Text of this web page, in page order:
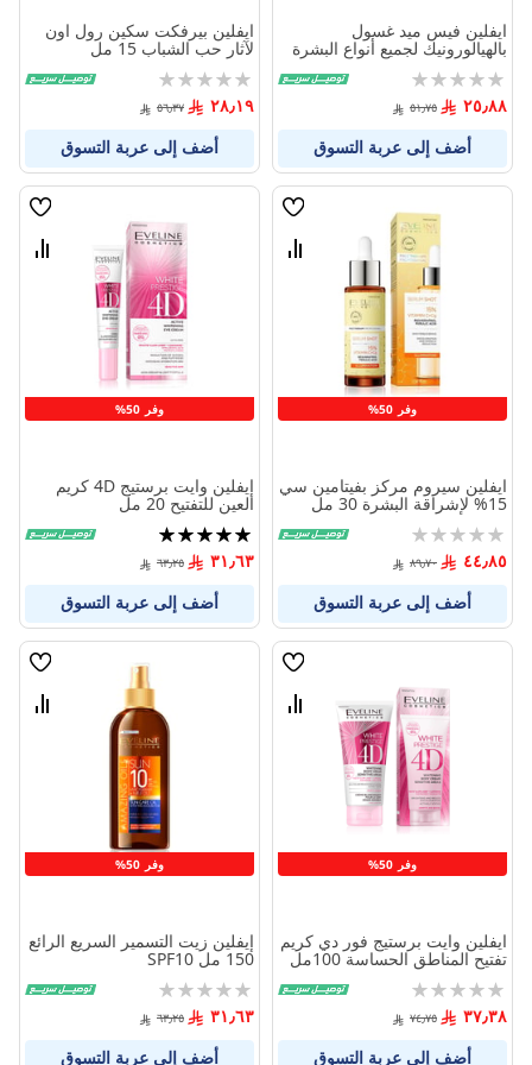
ايفلين فيس ميد غسول
بالهيالورونيك لجميع أنواع البشرة
150مل
Rating:
0%
٢٥٫٨٨ ٥١٫٧٥
أضف إلى عربة التسوق
ايفلين بيرفكت سكين رول اون
لآثار حب الشباب 15 مل
Rating:
0%
٢٨٫١٩ ٥٦٫٣٧
أضف إلى عربة التسوق
وفر 50%
قائمة
قارن
ايفلين سيروم مركز بفيتامين سي
15% لإشراقة البشرة 30 مل
Rating:
0%
٤٤٫٨٥ ٨٩٫٧٠
أضف إلى عربة التسوق
وفر 50%
قائمة
قارن
إيفلين وايت برستيج 4D كريم
العين للتفتيح 20 مل
تقييم:
100%
٣١٫٦٣ ٦٣٫٢٥
أضف إلى عربة التسوق
وفر 50%
قائمة
قارن
ايفلين وايت برستيج فور دي كريم
تفتيح المناطق الحساسة 100مل
Rating:
0%
٣٧٫٣٨ ٧٤٫٧٥
أضف إلى عربة التسوق
وفر 50%
قائمة
قارن
إيفلين زيت التسمير السريع الرائع
150 مل SPF10
Rating:
0%
٣١٫٦٣ ٦٣٫٢٥
أضف إلى عربة التسوق